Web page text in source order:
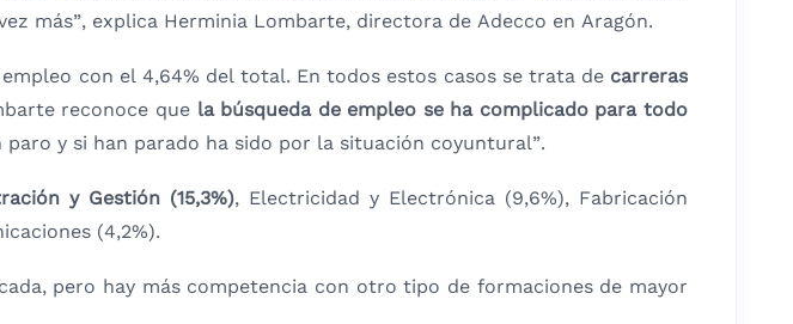
más”, explica Herminia Lombarte, directora de Adecco en Aragón.
con el 4,64% del total. En todos estos casos se trata decarreras
reconoce que la búsqueda de empleo se ha complicado para todo
y si han parado ha sido por la situación coyuntural”.
y Gestión (15,3%), Electricidad y Electrónica (9,6%), Fabricación
(4,2%).
pero hay más competencia con otro tipo de formaciones de mayor